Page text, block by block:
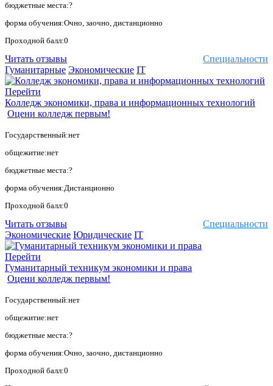
бюджетные места:?
форма обучения:Очно, заочно, дистанционно
Проходной балл:0
Специальности
Читать отзывы
Гуманитарные Экономические IT
Перейти
Колледж экономики, права и информационных технологий
Оцени колледж первым!
Государственный:нет
общежитие:нет
бюджетные места:?
форма обучения:Дистанционно
Проходной балл:0
Специальности
Читать отзывы
Экономические Юридические IT
Перейти
Гуманитарный техникум экономики и права
Оцени колледж первым!
Государственный:нет
общежитие:нет
бюджетные места:?
форма обучения:Очно, заочно, дистанционно
Проходной балл:0